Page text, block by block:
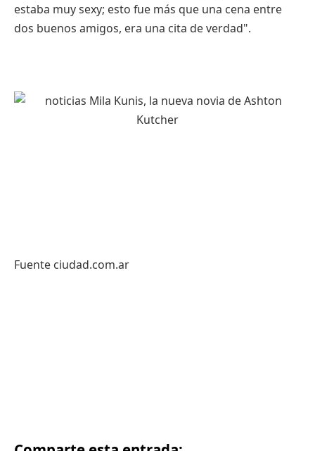
estaba muy sexy; esto fue más que una cena entre
dos buenos amigos, era una cita de verdad".
Fuente ciudad.com.ar